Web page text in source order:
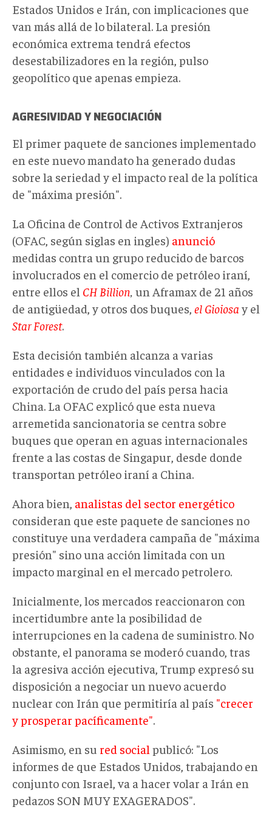
Estados Unidos e Irán, con implicaciones que
van más allá de lo bilateral. La presión
económica extrema tendrá efectos
desestabilizadores en la región, pulso
geopolítico que apenas empieza.
AGRESIVIDAD Y NEGOCIACIÓN
El primer paquete de sanciones implementado
en este nuevo mandato ha generado dudas
sobre la seriedad y el impacto real de la política
de "máxima presión".
La Oficina de Control de Activos Extranjeros
(OFAC, según siglas en ingles) anunció
medidas contra un grupo reducido de barcos
involucrados en el comercio de petróleo iraní,
entre ellos el CH Billion un Aframax de 21 años
de antigüedad, y otros dos buques, el Gioiosa y el
Star Forest.
Esta decisión también alcanza a varias
entidades e individuos vinculados con la
exportación de crudo del país persa hacia
China. La OFAC explicó que esta nueva
arremetida sancionatoria se centra sobre
buques que operan en aguas internacionales
frente a las costas de Singapur, desde donde
transportan petróleo iraní a China.
Ahora bien, analistas del sector energético
consideran que este paquete de sanciones no
constituye una verdadera campaña de "máxima
presión" sino una acción limitada con un
impacto marginal en el mercado petrolero.
Inicialmente, los mercados reaccionaron con
incertidumbre ante la posibilidad de
interrupciones en la cadena de suministro. No
obstante, el panorama se moderó cuando, tras
la agresiva acción ejecutiva, Trump expresó su
disposición a negociar un nuevo acuerdo
nuclear con Irán que permitiría al país "crecer
y prosperar pacíficamente".
Asimismo, en su red social publicó: "Los
informes de que Estados Unidos, trabajando en
conjunto con Israel, va a hacer volar a Irán en
pedazos SON MUY EXAGERADOS".